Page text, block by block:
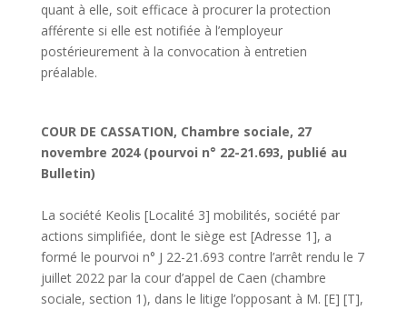
quant à elle, soit efficace à procurer la protection
afférente si elle est notifiée à l’employeur
postérieurement à la convocation à entretien
préalable.
COUR DE CASSATION, Chambre sociale, 27
novembre 2024 (pourvoi n° 22-21.693, publié au
Bulletin)
La société Keolis [Localité 3] mobilités, société par
actions simplifiée, dont le siège est [Adresse 1], a
formé le pourvoi n° J 22-21.693 contre l’arrêt rendu le 7
juillet 2022 par la cour d’appel de Caen (chambre
sociale, section 1), dans le litige l’opposant à M. [E] [T],